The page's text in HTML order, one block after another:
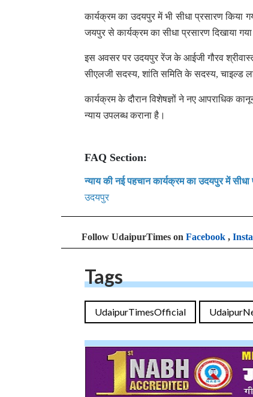
कार्यक्रम का उदयपुर में भी सीधा प्रसारण किया
जयपुर से कार्यक्रम का सीधा प्रसारण दिखाया
इस अवसर पर उदयपुर रेंज के आईजी गौरव
सीएलजी सदस्य, शांति समिति के सदस्य, चाइल्ड
कार्यक्रम के दौरान विशेषज्ञों ने नए आपराधिक
न्याय उपलब्ध कराना है।
FAQ Section:
न्याय की नई पहचान कार्यक्रम का उदयपुर में सीधा
उदयपुर
Follow UdaipurTimes on Facebook ,
Tags
UdaipurTimesOfficial